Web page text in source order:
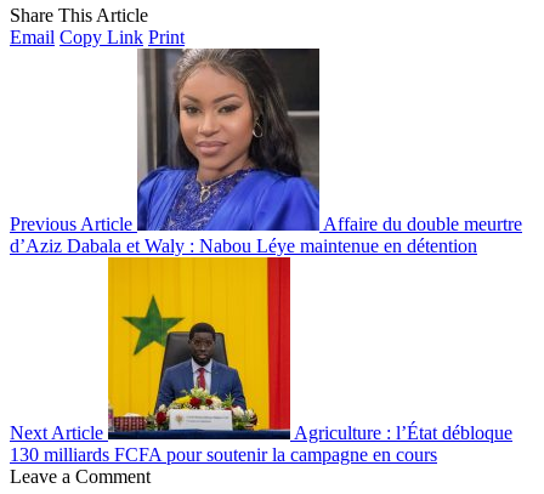
Share This Article
Email Copy Link Print
Previous Article
Affaire du double meurtre
d’Aziz Dabala et Waly : Nabou Léye maintenue en détention
Next Article
Agriculture : l’État débloque
130 milliards FCFA pour soutenir la campagne en cours
Leave a Comment